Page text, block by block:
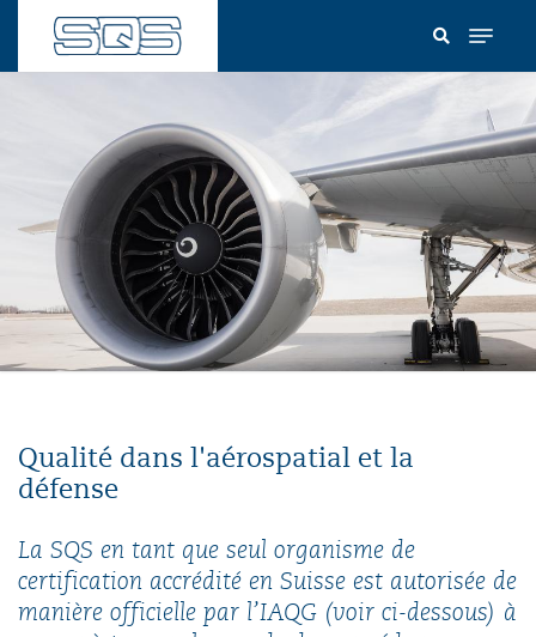
contenu
Qualité dans l'aérospatial et la
défense
La SQS en tant que seul organisme de
certification accrédité en Suisse est autorisée de
manière officielle par l’IAQG (voir ci-dessous) à